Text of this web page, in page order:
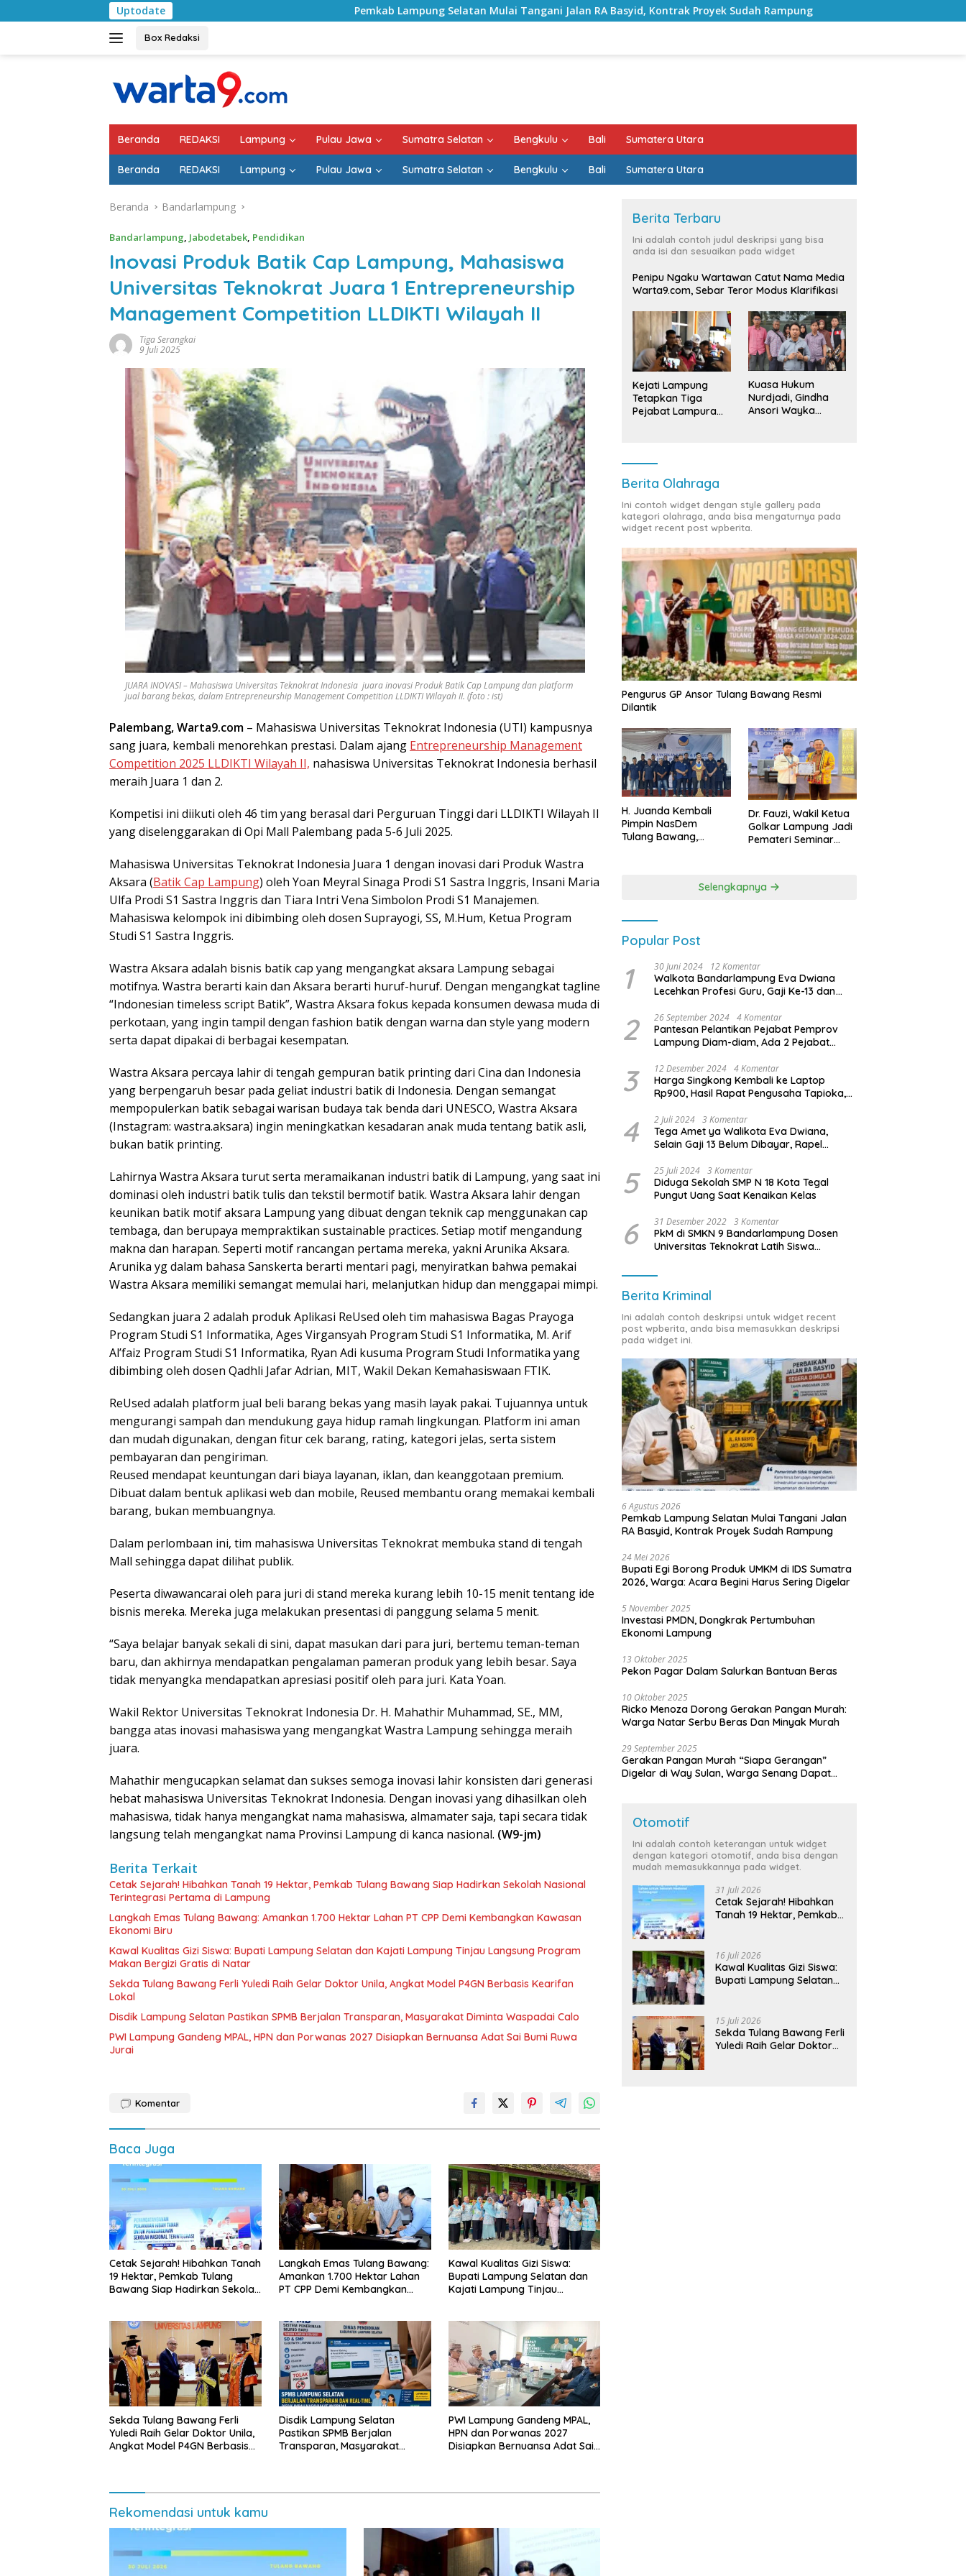
ke
Uptodate Pemkab Lampung Selatan Mulai Tangani Jalan RA Basyid, Kontrak Proyek Sudah Rampung Bulan Kemerdekaan, Bupati Lampung
Box Redaksi
Beranda REDAKSI Lampung Pulau Jawa Sumatra Selatan Bengkulu Bali Sumatera Utara
Beranda REDAKSI Lampung Pulau Jawa Sumatra Selatan Bengkulu Bali Sumatera Utara
Beranda Bandarlampung
Bandarlampung, Jabodetabek, Pendidikan
Inovasi Produk Batik Cap Lampung, Mahasiswa
Universitas Teknokrat Juara 1 Entrepreneurship
Management Competition LLDIKTI Wilayah II
Tiga Serangkai
9 Juli 2025
JUARA INOVASI – Mahasiswa Universitas Teknokrat Indonesia juara inovasi Produk Batik Cap Lampung dan platform
jual barang bekas, dalam Entrepreneurship Management Competition LLDIKTI Wilayah II. (foto : ist)
Palembang, Warta9.com – Mahasiswa Universitas Teknokrat Indonesia (UTI) kampusnya
sang juara, kembali menorehkan prestasi. Dalam ajang Entrepreneurship Management
Competition 2025 LLDIKTI Wilayah II, nahasiswa Universitas Teknokrat Indonesia berhasil
meraih Juara 1 dan 2.
Kompetisi ini diikuti oleh 46 tim yang berasal dari Perguruan Tinggi dari LLDIKTI Wilayah II
yang diselenggarakan di Opi Mall Palembang pada 5-6 Juli 2025.
Mahasiswa Universitas Teknokrat Indonesia Juara 1 dengan inovasi dari Produk Wastra
Aksara (Batik Cap Lampung) oleh Yoan Meyral Sinaga Prodi S1 Sastra Inggris, Insani Maria
Ulfa Prodi S1 Sastra Inggris dan Tiara Intri Vena Simbolon Prodi S1 Manajemen.
Mahasiswa kelompok ini dibimbing oleh dosen Suprayogi, SS, M.Hum, Ketua Program
Studi S1 Sastra Inggris.
Wastra Aksara adalah bisnis batik cap yang mengangkat aksara Lampung sebagai
motifnya. Wastra berarti kain dan Aksara berarti huruf-huruf. Dengan mengangkat tagline
“Indonesian timeless script Batik”, Wastra Aksara fokus kepada konsumen dewasa muda di
perkotaan, yang ingin tampil dengan fashion batik dengan warna dan style yang modern
serta dapat dipakai di berbagai kesempatan.
Wastra Aksara percaya lahir di tengah gempuran batik printing dari Cina dan Indonesia
yang berpengaruh besar pada geliat industri batik di Indonesia. Dengan semangat
mempopulerkan batik sebagai warisan budaya tak benda dari UNESCO, Wastra Aksara
(Instagram: wastra.aksara) ingin meningkatkan kesadaran anak muda tentang batik asli,
bukan batik printing.
Lahirnya Wastra Aksara turut serta meramaikanan industri batik di Lampung, yang saat ini
dominasi oleh industri batik tulis dan tekstil bermotif batik. Wastra Aksara lahir dengan
keunikan batik motif aksara Lampung yang dibuat dengan teknik cap menggunakan cap
tembaga, dan berupaya mempraktikan sustainable practices. Setiap motif mengandung
makna dan harapan. Seperti motif rancangan pertama mereka, yakni Arunika Aksara.
Arunika yg dalam bahasa Sanskerta berarti mentari pagi, menyiratkan bahwa pemakai
Wastra Aksara memiliki semangat memulai hari, melanjutkan hidup dan menggapai mimpi.
Sedangkan juara 2 adalah produk Aplikasi ReUsed oleh tim mahasiswa Bagas Prayoga
Program Studi S1 Informatika, Ages Virgansyah Program Studi S1 Informatika, M. Arif
Al’faiz Program Studi S1 Informatika, Ryan Adi kusuma Program Studi Informatika yang
dibimbing oleh dosen Qadhli Jafar Adrian, MIT, Wakil Dekan Kemahasiswaan FTIK.
ReUsed adalah platform jual beli barang bekas yang masih layak pakai. Tujuannya untuk
mengurangi sampah dan mendukung gaya hidup ramah lingkungan. Platform ini aman
dan mudah digunakan, dengan fitur cek barang, rating, kategori jelas, serta sistem
pembayaran dan pengiriman.
Reused mendapat keuntungan dari biaya layanan, iklan, dan keanggotaan premium.
Dibuat dalam bentuk aplikasi web dan mobile, Reused membantu orang memakai kembali
barang, bukan membuangnya.
Dalam perlombaan ini, tim mahasiswa Universitas Teknokrat membuka stand di tengah
Mall sehingga dapat dilihat publik.
Peserta diwawancarai oleh para juri di stand mereka kurang lebih 10-15 menit tentang ide
bisnis mereka. Mereka juga melakukan presentasi di panggung selama 5 menit.
“Saya belajar banyak sekali di sini, dapat masukan dari para juri, bertemu teman-teman
baru, dan akhirnya mendapatkan pengalaman pameran produk yang lebih besar. Saya
tidak menyangka mendapatkan apresiasi positif oleh para juri. Kata Yoan.
Wakil Rektor Universitas Teknokrat Indonesia Dr. H. Mahathir Muhammad, SE., MM,
bangga atas inovasi mahasiswa yang mengangkat Wastra Lampung sehingga meraih
juara.
Mahathir mengucapkan selamat dan sukses semoga inovasi lahir konsisten dari generasi
hebat mahasiswa Universitas Teknokrat Indonesia. Dengan inovasi yang dihasilkan oleh
mahasiswa, tidak hanya mengangkat nama mahasiswa, almamater saja, tapi secara tidak
langsung telah mengangkat nama Provinsi Lampung di kanca nasional. (W9-jm)
Berita Terkait
Cetak Sejarah! Hibahkan Tanah 19 Hektar, Pemkab Tulang Bawang Siap Hadirkan Sekolah Nasional
Terintegrasi Pertama di Lampung
Langkah Emas Tulang Bawang: Amankan 1.700 Hektar Lahan PT CPP Demi Kembangkan Kawasan
Ekonomi Biru
Kawal Kualitas Gizi Siswa: Bupati Lampung Selatan dan Kajati Lampung Tinjau Langsung Program
Makan Bergizi Gratis di Natar
Sekda Tulang Bawang Ferli Yuledi Raih Gelar Doktor Unila, Angkat Model P4GN Berbasis Kearifan
Lokal
Disdik Lampung Selatan Pastikan SPMB Berjalan Transparan, Masyarakat Diminta Waspadai Calo
PWI Lampung Gandeng MPAL, HPN dan Porwanas 2027 Disiapkan Bernuansa Adat Sai Bumi Ruwa
Jurai
Komentar
Baca Juga
Cetak Sejarah! Hibahkan Tanah
19 Hektar, Pemkab Tulang
Bawang Siap Hadirkan Sekolah
Langkah Emas Tulang Bawang:
Amankan 1.700 Hektar Lahan
PT CPP Demi Kembangkan
Kawal Kualitas Gizi Siswa:
Bupati Lampung Selatan dan
Kajati Lampung Tinjau
Sekda Tulang Bawang Ferli
Yuledi Raih Gelar Doktor Unila,
Angkat Model P4GN Berbasis
Disdik Lampung Selatan
Pastikan SPMB Berjalan
Transparan, Masyarakat
PWI Lampung Gandeng MPAL,
HPN dan Porwanas 2027
Disiapkan Bernuansa Adat Sai
Rekomendasi untuk kamu
Berita Terbaru
Ini adalah contoh judul deskripsi yang bisa
anda isi dan sesuaikan pada widget
Penipu Ngaku Wartawan Catut Nama Media
Warta9.com, Sebar Teror Modus Klarifikasi
Kejati Lampung
Tetapkan Tiga
Pejabat Lampura
Kuasa Hukum
Nurdjadi, Gindha
Ansori Wayka
Berita Olahraga
Ini contoh widget dengan style gallery pada
kategori olahraga, anda bisa mengaturnya pada
widget recent post wpberita.
Pengurus GP Ansor Tulang Bawang Resmi
Dilantik
H. Juanda Kembali
Pimpin NasDem
Tulang Bawang,
Dr. Fauzi, Wakil Ketua
Golkar Lampung Jadi
Pemateri Seminar
Kebangsaan
Selengkapnya
Popular Post
1 30 Juni 2024 12 Komentar
Walkota Bandarlampung Eva Dwiana
Lecehkan Profesi Guru, Gaji Ke-13 dan
2 26 September 2024 4 Komentar
Pantesan Pelantikan Pejabat Pemprov
Lampung Diam-diam, Ada 2 Pejabat
3 12 Desember 2024 4 Komentar
Harga Singkong Kembali ke Laptop
Rp900, Hasil Rapat Pengusaha Tapioka,
Lampung
4 2 Juli 2024 3 Komentar
Tega Amet ya Walikota Eva Dwiana,
Selain Gaji 13 Belum Dibayar, Rapel
Dibayar
5 25 Juli 2024 3 Komentar
Diduga Sekolah SMP N 18 Kota Tegal
Pungut Uang Saat Kenaikan Kelas
6 31 Desember 2022 3 Komentar
PkM di SMKN 9 Bandarlampung Dosen
Universitas Teknokrat Latih Siswa
Berita Kriminal
Ini adalah contoh deskripsi untuk widget recent
post wpberita, anda bisa memasukkan deskripsi
pada widget ini.
6 Agustus 2026
Pemkab Lampung Selatan Mulai Tangani Jalan
RA Basyid, Kontrak Proyek Sudah Rampung
24 Mei 2026
Bupati Egi Borong Produk UMKM di IDS Sumatra
2026, Warga: Acara Begini Harus Sering Digelar
5 November 2025
Investasi PMDN, Dongkrak Pertumbuhan
Ekonomi Lampung
13 Oktober 2025
Pekon Pagar Dalam Salurkan Bantuan Beras
10 Oktober 2025
Ricko Menoza Dorong Gerakan Pangan Murah:
Warga Natar Serbu Beras Dan Minyak Murah
29 September 2025
Gerakan Pangan Murah “Siapa Gerangan”
Digelar di Way Sulan, Warga Senang Dapat
Otomotif
Ini adalah contoh keterangan untuk widget
dengan kategori otomotif, anda bisa dengan
mudah memasukkannya pada widget.
31 Juli 2026
Cetak Sejarah! Hibahkan
Tanah 19 Hektar, Pemkab
Terintegrasi Pertama di
Lampung
16 Juli 2026
Kawal Kualitas Gizi Siswa:
Bupati Lampung Selatan
Bergizi Gratis di Natar
15 Juli 2026
Sekda Tulang Bawang Ferli
Yuledi Raih Gelar Doktor